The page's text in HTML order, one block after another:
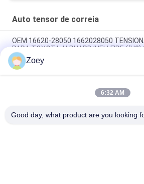
Auto tensor de correia
OEM 16620-28050 1662028050
PARA TOYOTA ALPHARD/VELLFIRE ((H2)
54.90mm Diâmetro externo Mazdaspeed
sulcos
OEM 37322-04330 3732204330 TENSION
Zoey
6:32 AM
Good day, what product are you looking